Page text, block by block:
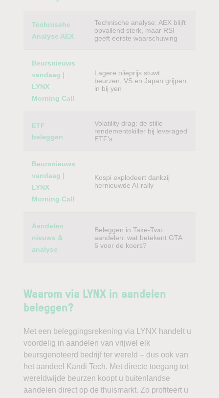
Technische
Analyse AEX
Technische analyse: AEX blijft
opvallend sterk, maar RSI
geeft eerste waarschuwing
Beursnieuws
vandaag |
LYNX
Morning Call
Lagere olieprijs stuwt
beurzen, VS en Japan grijpen
in bij yen
ETF
beleggen
Volatility drag: de stille
rendementskiller bij leveraged
ETF’s
Beursnieuws
vandaag |
LYNX
Morning Call
Kospi explodeert dankzij
hernieuwde AI-rally
Aandelen
nieuws &
analyse
Beleggen in Take-Two
aandelen: wat betekent GTA
6 voor de koers?
Waarom via LYNX in aandelen
beleggen?
Met een beleggingsrekening via LYNX handelt u
voordelig in aandelen van vrijwel elk
beursgenoteerd bedrijf ter wereld – dus ook van
het aandeel Kandi Tech. Met directe toegang tot
wereldwijde beurzen koopt u buitenlandse
aandelen direct op de thuismarkt. Zo profiteert u